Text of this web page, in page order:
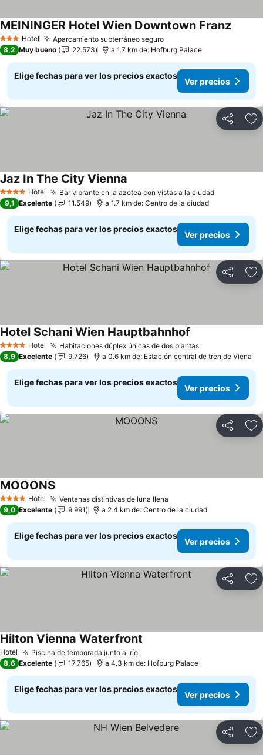
3 Estrellas
Hotel Aparcamiento subterráneo seguroVer precios
MEININGER Hotel Wien Downtown FranzVer
8,2 Muy bueno 22.573 a 1.7 km de: Hofburg Palace
Elige fechas para ver los precios exactos
Ver precios
Compartir
4 EstrellasHotel Bar vibrante en la azotea con vistas a la ciudadVer
Jaz In The City Vienna
9,1 Excelente 11.549 a 1.7 km de: Centro de la ciudad
Elige fechas para ver los precios exactos
Ver precios
Compartir
4 EstrellasHotel Habitaciones dúplex únicas de dos plantasVer precios
Hotel Schani Wien Hauptbahnhof
8,9 Excelente 9.726 a 0.6 km de: Estación central de tren de Viena
Elige fechas para ver los precios exactos
Ver precios
Compartir
4 EstrellasHotel Ventanas distintivas de luna llena
MOOONS
9,0 Excelente 9.991 a 2.4 km de: Centro de la ciudad
Elige fechas para ver los precios exactos
Ver precios
Compartir
Hotel Piscina de temporada junto al ríoVer precios
Hilton Vienna Waterfront
8,6 Excelente 17.765 a 4.3 km de: Hofburg Palace
Elige fechas para ver los precios exactos
Ver precios
Compartir